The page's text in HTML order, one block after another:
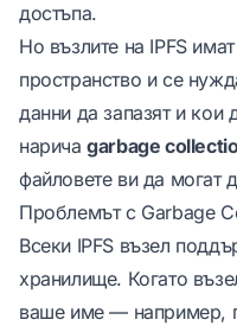
достъпа.
Но възлите на IPFS
пространство и се
данни да запазят и кои
наричаgarbage
файловете ви да могат
Проблемът с Garbage
Всеки IPFS възел
хранилище. Когато
ваше име — например,